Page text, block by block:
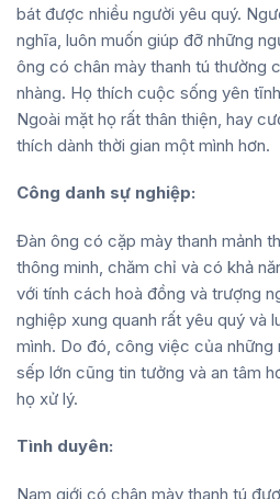
bát được nhiều người yêu quý.
nghĩa, luôn muốn giúp đỡ những
ông có chân mày thanh tú thường
nhàng. Họ thích cuộc sống yên
Ngoài mặt họ rất thân thiện, hay
thích dành thời gian một mình hơn.
Công danh sự nghiệp:
Đàn ông có cặp mày thanh mảnh
thông minh, chăm chỉ và có khả
với tính cách hoà đồng và trượng
nghiệp xung quanh rất yêu quý và
mình. Do đó, công việc của những
sếp lớn cũng tin tưởng và an tâm
họ xử lý.
Tình duyên:
Nam giới có chân mày thanh tú